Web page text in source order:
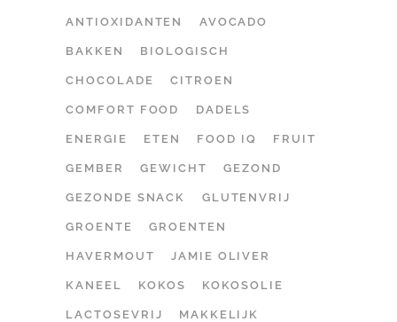
ANTIOXIDANTEN AVOCADO
BAKKEN BIOLOGISCH
CHOCOLADE CITROEN
COMFORT FOOD DADELS
ENERGIE ETEN FOOD IQ FRUIT
GEMBER GEWICHT GEZOND
GEZONDE SNACK GLUTENVRIJ
GROENTE GROENTEN
HAVERMOUT JAMIE OLIVER
KANEEL KOKOS KOKOSOLIE
LACTOSEVRIJ MAKKELIJK